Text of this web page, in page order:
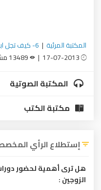
المكتبة المرئية | 6- كيف تجل ابنك مميزاً
المكتبة الصوتية
مكتبة الكتب
إستطلاع الرأي
هل ترى أهمية لحضور
الزوجين :